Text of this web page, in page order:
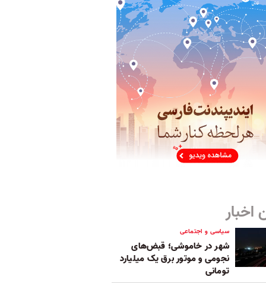
اخبار
سیاسی و اجتماعی
شهر در خاموشی؛ قبض‌های
نجومی و موتور برق یک میلیارد
تومانی